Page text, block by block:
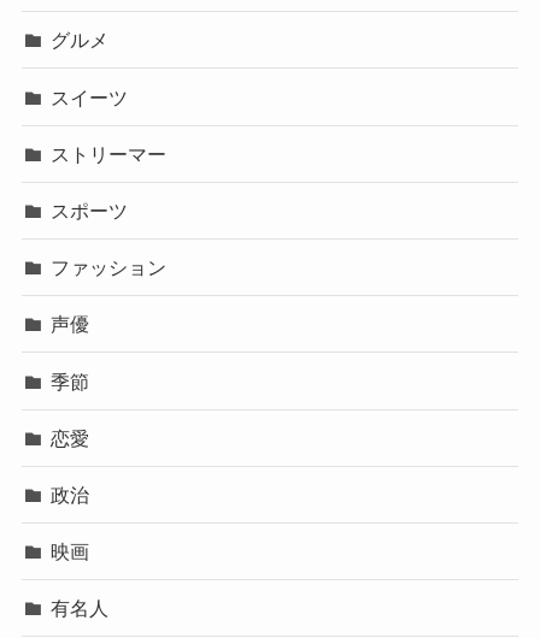
グルメ
スイーツ
ストリーマー
スポーツ
ファッション
声優
季節
恋愛
政治
映画
有名人